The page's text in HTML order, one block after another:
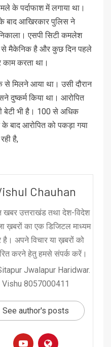
के पर्दाफाश में लगाया था।
बाद आखिरकार पुलिस ने
एसपी सिटी कमलेश
से मैकेनिक है और कुछ दिन पहले
काम करता था।
से मिलने आया था। उसी दौरान
दुष्कर्म किया था। आरोपित
बेटी भी है। 100 से अधिक
बाद आरोपित को पकड़ा गया
है,
Chauhan
खबर उत्तराखंड तथा देश-विदेश
ख़बरों का एक डिजिटल माध्यम
है। अपने विचार या ख़बरों को
करने हेतु हमसे संपर्क करें।
Jwalapur Haridwar.
Vishu 8057000411
See author's posts